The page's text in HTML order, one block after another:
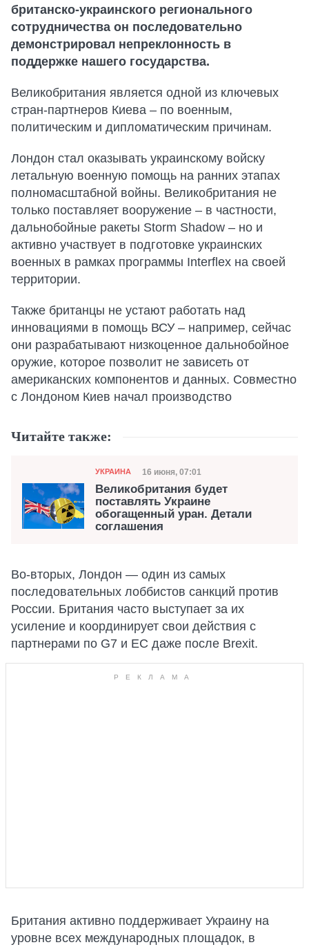
британско-украинского регионального
сотрудничества он последовательно
демонстрировал непреклонность в
поддержке нашего государства.
Великобритания является одной из ключевых
стран-партнеров Киева – по военным,
политическим и дипломатическим причинам.
Лондон стал оказывать украинскому войску
летальную военную помощь на ранних этапах
полномасштабной войны. Великобритания не
только поставляет вооружение – в частности,
дальнобойные ракеты Storm Shadow – но и
активно участвует в подготовке украинских
военных в рамках программы Interflex на своей
территории.
Также британцы не устают работать над
инновациями в помощь ВСУ – например, сейчас
они разрабатывают низкоценное дальнобойное
оружие, которое позволит не зависеть от
американских компонентов и данных. Совместно
с Лондоном Киев начал производство
Читайте также:
Категория
УКРАИНА Дата публикации
16 июня, 07:01
Великобритания будет
поставлять Украине
обогащенный уран. Детали
соглашения
Во-вторых, Лондон — один из самых
последовательных лоббистов санкций против
России. Британия часто выступает за их
усиление и координирует свои действия с
партнерами по G7 и ЕС даже после Brexit.
Британия активно поддерживает Украину на
уровне всех международных площадок, в